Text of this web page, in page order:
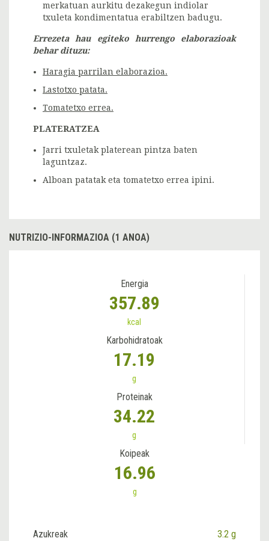
merkatuan aurkitu dezakegun indiolar
txuleta kondimentatua erabiltzen badugu.
Errezeta hau egiteko hurrengo elaborazioak
behar dituzu:
Haragia parrilan elaborazioa.
Lastotxo patata.
Tomatetxo errea.
PLATERATZEA
Jarri txuletak platerean pintza baten
laguntzaz.
Alboan patatak eta tomatetxo errea ipini.
NUTRIZIO-INFORMAZIOA (1 ANOA)
Energia
357.89
kcal
Karbohidratoak
17.19
g
Proteinak
34.22
g
Koipeak
16.96
g
Azukreak 3.2 g